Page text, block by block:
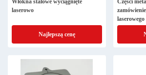
Włókna stalowe wyciągnięte
laserowo
Najlepszą cenę
Części
stali
cięcie i
metalu